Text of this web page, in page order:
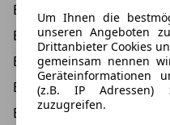
Einparkhilfe
Einparkhilfe hinten
Einparkhilfe Kamera 360
Einparkhilfe seitlich
Einparkhilfe vorne
Um Ihnen die
unseren Angeboten
Drittanbieter Cookies
gemeinsam nennen
Geräteinformationen
(z.B. IP
zuzugreifen.